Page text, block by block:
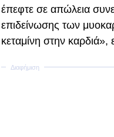
έπεφτε σε απώλεια
επιδείνωσης των
κεταμίνη στην καρδιά»,